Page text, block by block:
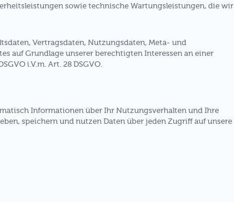
sowie technische Wartungsleistungen, die wir
Vertragsdaten, Nutzungsdaten, Meta- und
auf Grundlage unserer berechtigten Interessen an einer
i.V.m. Art. 28 DSGVO.
Informationen über Ihr Nutzungsverhalten und Ihre
speichern und nutzen Daten über jeden Zugriff auf unsere